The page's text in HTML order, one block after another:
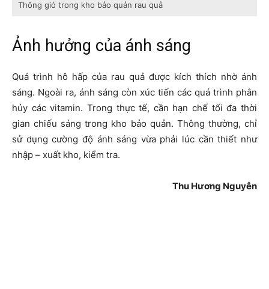
Thông gió trong kho bảo quản rau quả
Ảnh hưởng của ánh sáng
Quá trình hô hấp của rau quả được kích thích nhờ ánh
sáng. Ngoài ra, ánh sáng còn xúc tiến các quá trình phân
hủy các vitamin. Trong thực tế, cần hạn chế tối đa thời
gian chiếu sáng trong kho bảo quản. Thông thường, chỉ
sử dụng cường độ ánh sáng vừa phải lúc cần thiết như
nhập – xuất kho, kiểm tra.
Thu Hương Nguyễn